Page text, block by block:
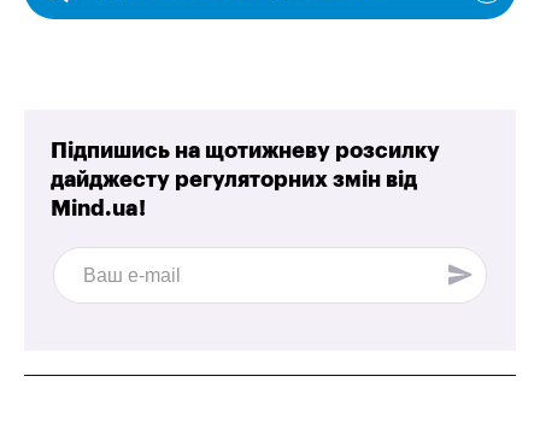
Підпишись на щотижневу розсилку
дайджесту регуляторних змін від
Mind.ua!